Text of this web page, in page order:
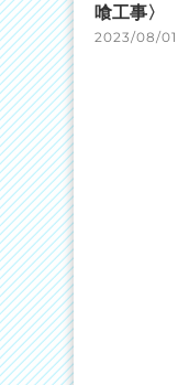
喰工事〉
2023/08/01